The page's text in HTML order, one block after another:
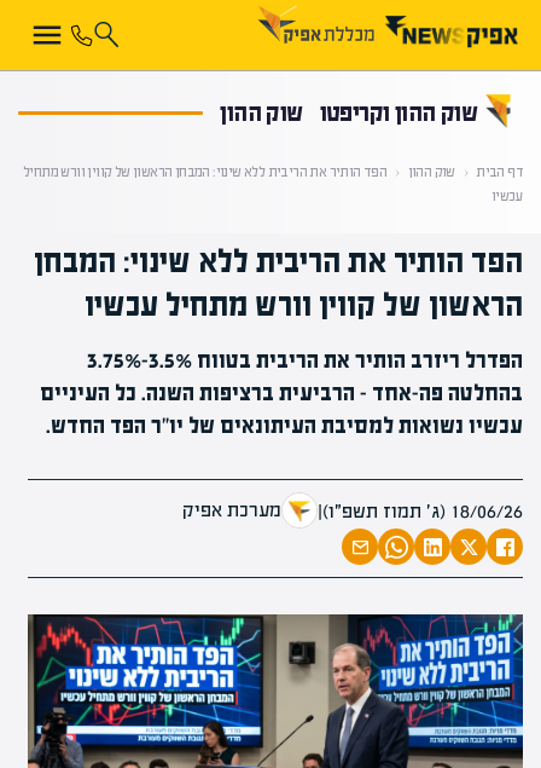
שוק ההון וקריפטו שוק ההון
דף הבית ‹ שוק ההון ‹ הפד הותיר את הריבית ללא שינוי: המבחן הראשון של קווין וורש מתחיל
עכשיו
הפד הותיר את הריבית ללא שינוי: המבחן
הראשון של קווין וורש מתחיל עכשיו
הפדרל ריזרב הותיר את הריבית בטווח 3.5%–3.75%
בהחלטה פה-אחד – הרביעית ברציפות השנה. כל העיניים
עכשיו נשואות למסיבת העיתונאים של יו"ר הפד החדש.
18/06/26 (ג׳ תמוז תשפ״ו) | מערכת אפיק